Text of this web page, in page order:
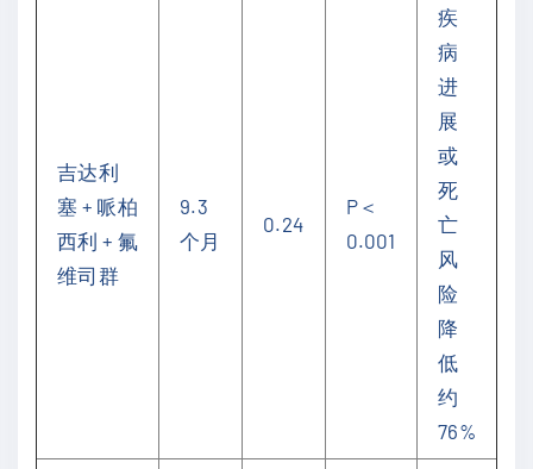
吉达利
塞 + 哌柏
西利 + 氟
维司群
9.3
个月
0.24
P＜
0.001
疾
病
进
展
或
死
亡
风
险
降
低
约
76%